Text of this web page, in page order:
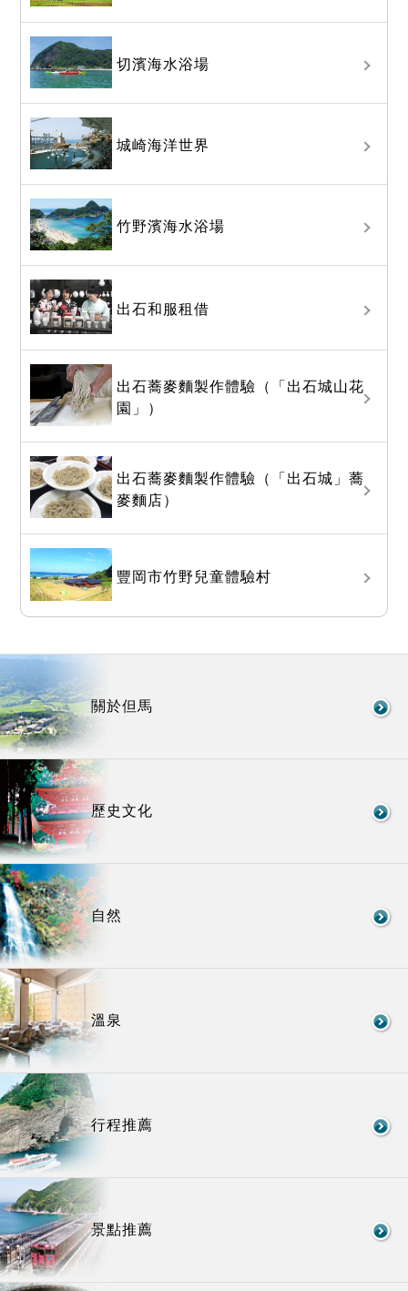
切濱海水浴場
城崎海洋世界
竹野濱海水浴場
出石和服租借
出石蕎麥麵製作體驗（「出石城山花
園」）
出石蕎麥麵製作體驗（「出石城」蕎
麥麵店）
豐岡市竹野兒童體驗村
關於但馬
歷史文化
自然
溫泉
行程推薦
景點推薦